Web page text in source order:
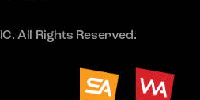
All Rights Reserved.